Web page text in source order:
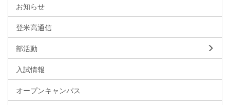
お知らせ
登米高通信
部活動
入試情報
オープンキャンパス